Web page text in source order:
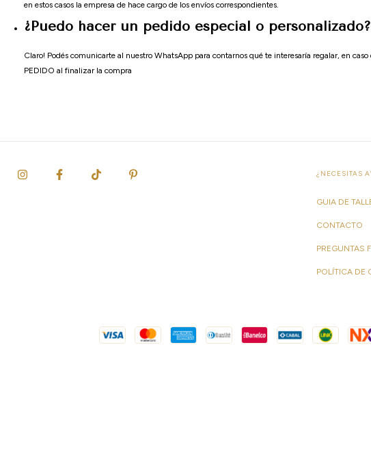
en estos casos la empresa de hace cargo de los envíos correspondientes.
¿Puedo hacer un pedido especial o personalizado?
Claro! Podés comunicarte al nuestro WhatsApp para contarnos qué te interesaría regalar, en
PEDIDO al finalizar la compra
¿NECESITAS
GUIA DE
CONTACTO
PREGUNTAS
POLÍTICA DE